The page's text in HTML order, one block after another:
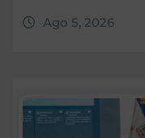
Ago 5, 2026